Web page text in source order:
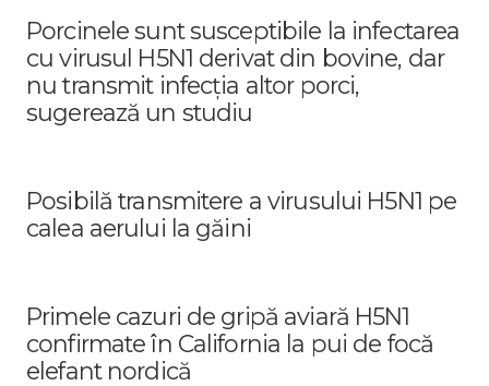
Porcinele sunt susceptibile la infectarea
cu virusul H5N1 derivat din bovine, dar
nu transmit infecția altor porci,
sugerează un studiu
Posibilă transmitere a virusului H5N1 pe
calea aerului la găini
Primele cazuri de gripă aviară H5N1
confirmate în California la pui de focă
elefant nordică